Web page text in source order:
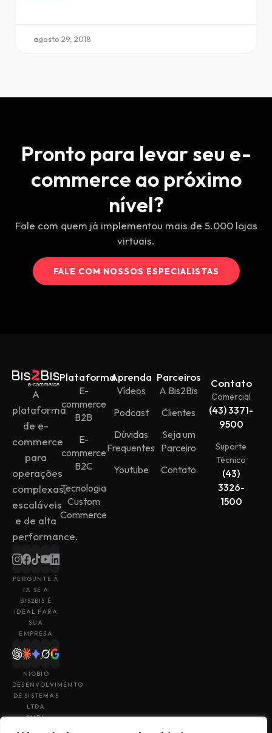
agosto 29, 2018
Pronto para levar seu e-
commerce ao próximo
nível?
Fale com quem já implementou mais de 5.000 lojas
virtuais.
FALE COM NOSSOS ESPECIALISTAS
A
plataforma
de e-
commerce
para
operações
complexas,
escaláveis
e de alta
performance.
PERGUNTE À
IA SE A
BIS2BIS É
IDEAL PARA
SUA
EMPRESA
NIOBIO
DESENVOLVIMENTO
DE SISTEMAS
LTDA
CNPJ:
Plataforma
E-
commerce
B2B
E-
commerce
B2C
Tecnologia
Custom
Commerce
Aprenda
Vídeos
Podcast
Dúvidas
Frequentes
Youtube
Parceiros
A Bis2Bis
Clientes
Seja um
Parceiro
Contato
Contato
Comercial
(43) 3371-
9500
Suporte
Técnico
(43)
3326-
1500